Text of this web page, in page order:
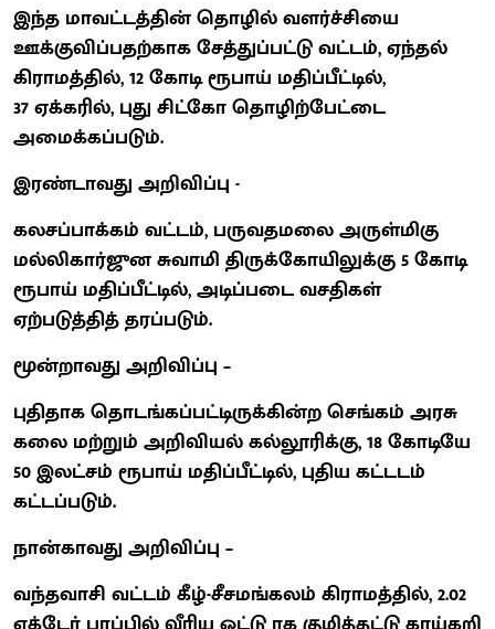
இந்த மாவட்டத்தின் தொழில் வளர்ச்சியை
ஊக்குவிப்பதற்காக சேத்துப்பட்டு வட்டம், ஏந்தல்
கிராமத்தில், 12 கோடி ரூபாய் மதிப்பீட்டில்,
37 ஏக்கரில், புது சிட்கோ தொழிற்பேட்டை
அமைக்கப்படும்.
இரண்டாவது அறிவிப்பு -
கலசப்பாக்கம் வட்டம், பருவதமலை அருள்மிகு
மல்லிகார்ஜுன சுவாமி திருக்கோயிலுக்கு 5 கோடி
ரூபாய் மதிப்பீட்டில், அடிப்படை வசதிகள்
ஏற்படுத்தித் தரப்படும்.
மூன்றாவது அறிவிப்பு –
புதிதாக தொடங்கப்பட்டிருக்கின்ற செங்கம் அரசு
கலை மற்றும் அறிவியல் கல்லூரிக்கு, 18 கோடியே
50 இலட்சம் ரூபாய் மதிப்பீட்டில், புதிய கட்டடம்
கட்டப்படும்.
நான்காவது அறிவிப்பு –
வந்தவாசி வட்டம் கீழ்-சீசமங்கலம் கிராமத்தில், 2.02